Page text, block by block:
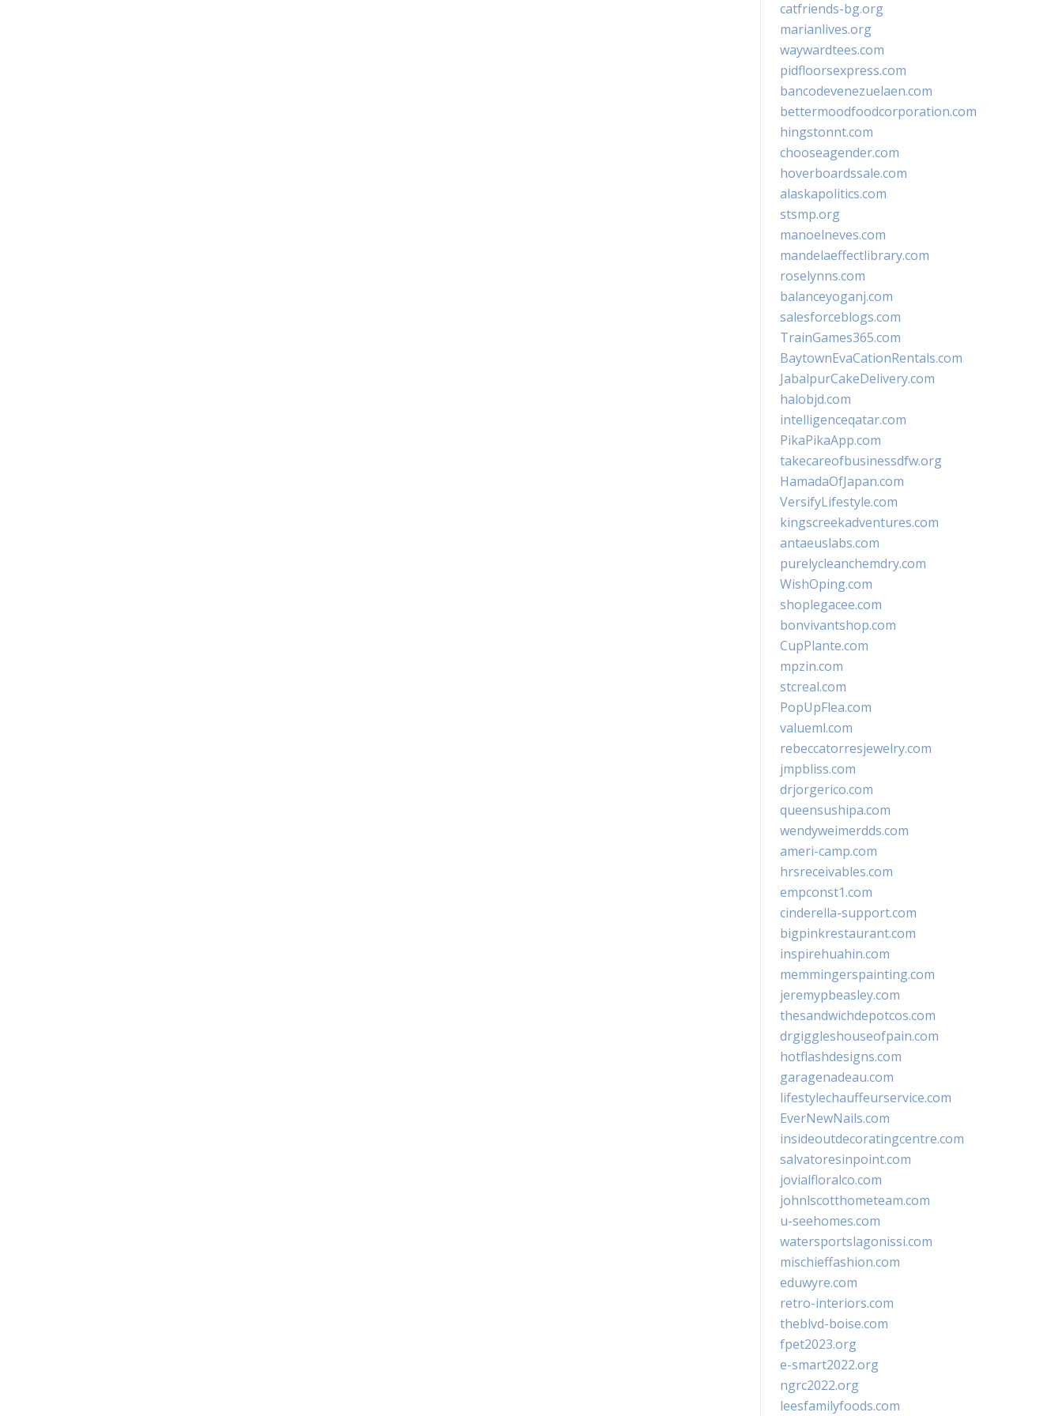
catfriends-bg.org
marianlives.org
waywardtees.com
pidfloorsexpress.com
bancodevenezuelaen.com
bettermoodfoodcorporation.com
hingstonnt.com
chooseagender.com
hoverboardssale.com
alaskapolitics.com
stsmp.org
manoelneves.com
mandelaeffectlibrary.com
roselynns.com
balanceyoganj.com
salesforceblogs.com
TrainGames365.com
BaytownEvaCationRentals.com
JabalpurCakeDelivery.com
halobjd.com
intelligenceqatar.com
PikaPikaApp.com
takecareofbusinessdfw.org
HamadaOfJapan.com
VersifyLifestyle.com
kingscreekadventures.com
antaeuslabs.com
purelycleanchemdry.com
WishOping.com
shoplegacee.com
bonvivantshop.com
CupPlante.com
mpzin.com
stcreal.com
PopUpFlea.com
valueml.com
rebeccatorresjewelry.com
jmpbliss.com
drjorgerico.com
queensushipa.com
wendyweimerdds.com
ameri-camp.com
hrsreceivables.com
empconst1.com
cinderella-support.com
bigpinkrestaurant.com
inspirehuahin.com
memmingerspainting.com
jeremypbeasley.com
thesandwichdepotcos.com
drgiggleshouseofpain.com
hotflashdesigns.com
garagenadeau.com
lifestylechauffeurservice.com
EverNewNails.com
insideoutdecoratingcentre.com
salvatoresinpoint.com
jovialfloralco.com
johnlscotthometeam.com
u-seehomes.com
watersportslagonissi.com
mischieffashion.com
eduwyre.com
retro-interiors.com
theblvd-boise.com
fpet2023.org
e-smart2022.org
ngrc2022.org
leesfamilyfoods.com